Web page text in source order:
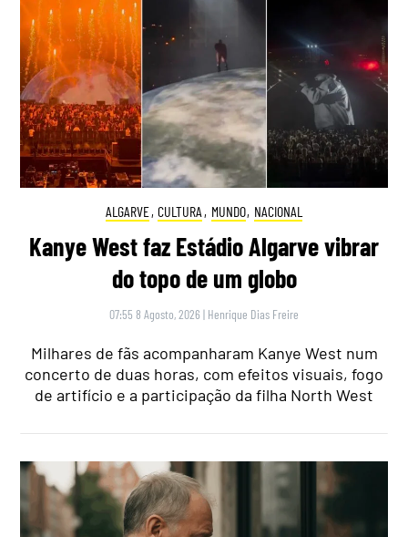
ALGARVE, CULTURA , MUNDO, NACIONAL
Kanye West faz Estádio Algarve vibrar
do topo de um globo
07:55 8 Agosto, 2026 | Henrique Dias Freire
Milhares de fãs acompanharam Kanye West num
concerto de duas horas, com efeitos visuais, fogo
de artifício e a participação da filha North West